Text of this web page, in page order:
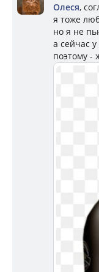
Олеся,
я тоже
но я не
а сейчас
поэтому -